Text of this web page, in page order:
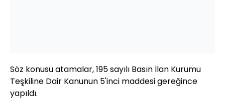
Söz konusu atamalar, 195 sayılı Basın İlan Kurumu
Teşkiline Dair Kanunun 5'inci maddesi gereğince
yapıldı.